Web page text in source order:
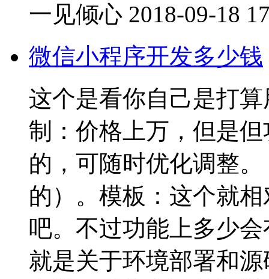
一见倾心 2018-09-18
微信小程序开发多少钱
这个是看你自己是打
制：价格上万，但是
的，可随时优化调整
的）。模板：这个就
吧。不过功能上多少
就是关于环境部署和